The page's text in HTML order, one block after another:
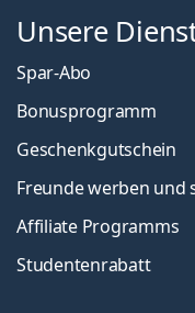
Unsere
Spar-Abo
Bonusprogramm
Geschenkgutschein
Freunde werben und
Affiliate Programms
Studentenrabatt